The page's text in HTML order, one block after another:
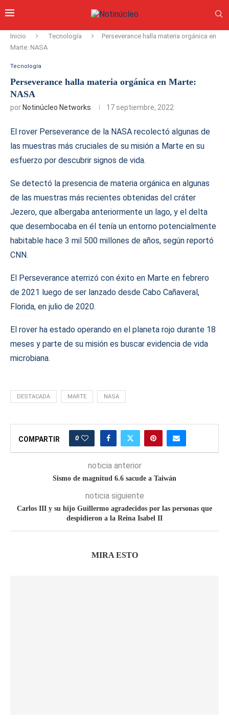
Inicio Tecnología
Perseverance halla materia orgánica en
Marte: NASA
Tecnología
Perseverance halla materia orgánica en Marte:
NASA
por Notinúcleo Networks 17 septiembre, 2022
El rover Perseverance de la NASA recolectó algunas de
las muestras más cruciales de su misión a Marte en su
esfuerzo por descubrir signos de vida.
Se detectó la presencia de materia orgánica en algunas
de las muestras más recientes obtenidas del cráter
Jezero, que albergaba anteriormente un lago, y el delta
que desembocaba en él tenía un entorno potencialmente
habitable hace 3 mil 500 millones de años, según reportó
CNN.
El Perseverance aterrizó con éxito en Marte en febrero
de 2021 luego de ser lanzado desde Cabo Cañaveral,
Florida, en julio de 2020.
El rover ha estado operando en el planeta rojo durante 18
meses y parte de su misión es buscar evidencia de vida
microbiana.
DESTACADA MARTE NASA
COMPARTIR 0
noticia anterior
Sismo de magnitud 6.6 sacude a Taiwán
noticia siguiente
Carlos III y su hijo Guillermo agradecidos por las personas que
despidieron a la Reina Isabel II
MIRA ESTO